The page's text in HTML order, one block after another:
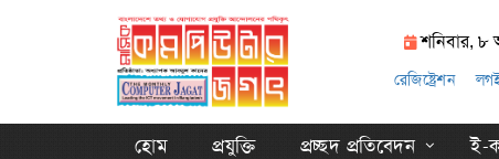
শনিবার,
রেজিষ্ট্রেশন
হোম প্রযুক্তি প্রচ্ছদ প্রতিবেদন ই-